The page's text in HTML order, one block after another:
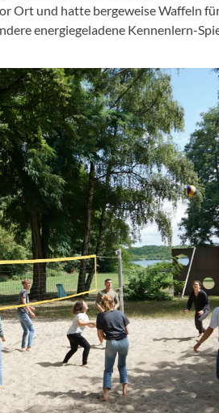
Ort und hatte bergeweise Waffeln
energiegeladene Kennenlern-